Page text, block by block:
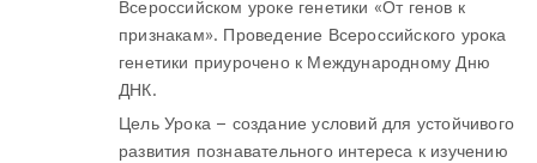
Всероссийском уроке генетики «От генов к
признакам». Проведение Всероссийского урока
генетики приурочено к Международному Дню
ДНК.
Цель Урока – создание условий для устойчивого
развития познавательного интереса к изучению